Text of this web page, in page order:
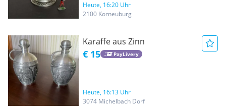
Heute, 16:20 Uhr
2100 Korneuburg
Karaffe aus Zinn
€ 15 PayLivery
Heute, 16:13 Uhr
3074 Michelbach Dorf